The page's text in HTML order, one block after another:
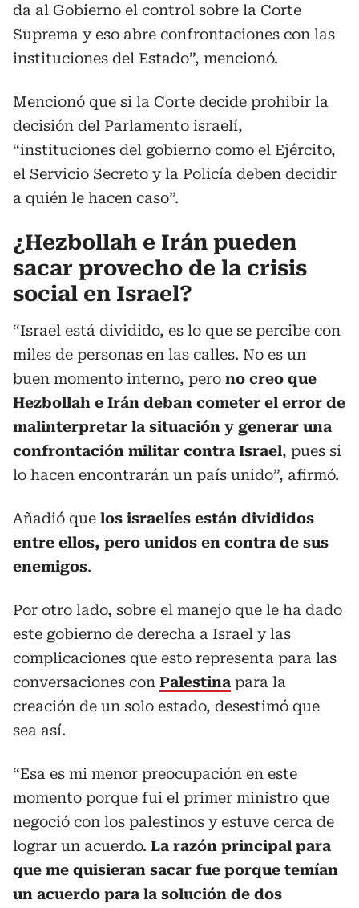
da al Gobierno el control sobre la Corte
Suprema y eso abre confrontaciones con las
instituciones del Estado”, mencionó.
Mencionó que si la Corte decide prohibir la
decisión del Parlamento israelí,
“instituciones del gobierno como el Ejército,
el Servicio Secreto y la Policía deben decidir
a quién le hacen caso”.
¿Hezbollah e Irán pueden
sacar provecho de la crisis
social en Israel?
“Israel está dividido, es lo que se percibe con
miles de personas en las calles. No es un
buen momento interno, pero no creo que
Hezbollah e Irán deban cometer el error de
malinterpretar la situación y generar una
confrontación militar contra Israel, pues si
lo hacen encontrarán un país unido”, afirmó.
Añadió que los israelíes están divididos
entre ellos, pero unidos en contra de sus
enemigos.
Por otro lado, sobre el manejo que le ha dado
este gobierno de derecha a Israel y las
complicaciones que esto representa para las
conversaciones con Palestina para la
creación de un solo estado, desestimó que
sea así.
“Esa es mi menor preocupación en este
momento porque fui el primer ministro que
negoció con los palestinos y estuve cerca de
lograr un acuerdo. La razón principal para
que me quisieran sacar fue porque temían
un acuerdo para la solución de dos